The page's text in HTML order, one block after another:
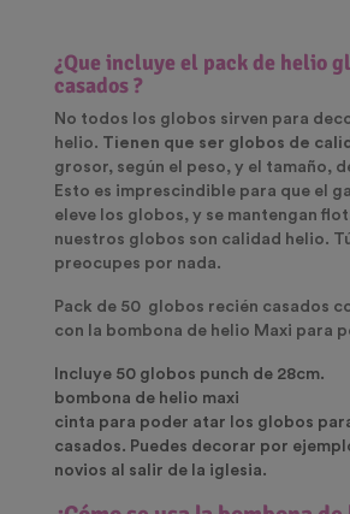
¿Que incluye el pack de helio
casados ?
No todos los globos sirven para
helio. Tienen que ser globos de
grosor, según el peso, y el tamaño,
Esto es imprescindible para que el
eleve los globos, y se mantengan
nuestros globos son calidad helio.
preocupes por nada.
Pack de 50 globos recién casados
con la bombona de helio Maxi para
Incluye 50 globos punch de 28cm.
bombona de helio maxi
cinta para poder atar los globos
casados. Puedes decorar por
novios al salir de la iglesia.